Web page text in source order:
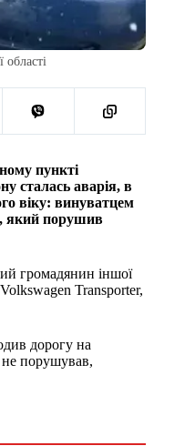
пункті
сталась аварія, в
віку: винуватцем
який порушив
громадянин іншої
Transporter,
дорогу на
не порушував,